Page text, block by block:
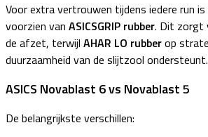
Voor extra vertrouwen tijdens iedere run
voorzien van ASICSGRIP rubber. Dit zorgt
de afzet, terwijl AHAR LO rubberop
duurzaamheid van de slijtzool ondersteunt.
ASICS Novablast 6 vs Novablast 5
De belangrijkste verschillen: